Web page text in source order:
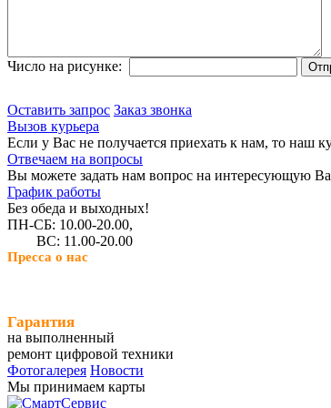
Число на рисунке:
Оставить запрос Заказ звонка
Вызов курьера
Если у Вас не получается приехать к нам, то наш
Отвечаем на вопросы
Вы можете задать нам вопрос на интересующую
График работы
Без обеда и выходных!
ПН-СБ: 10.00-20.00,
ВС: 11.00-20.00
Пресса о нас
Гарантия
на выполненный
ремонт цифровой техники
Фотогалерея Новости
Мы принимаем карты